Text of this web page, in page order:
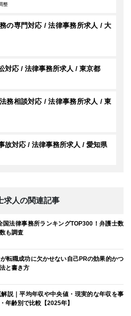
整
の専門対応 / 法律事務所求人 / 大
対応 / 法律事務所求人 / 東京都
務相談対応 / 法律事務所求人 / 東
故対応 / 法律事務所求人 / 愛知県
求人の関連記事
国法律事務所ランキングTOP300！弁護士数
も調査
が転職成功に欠かせない自己PRの効果的かつ
と書き方
説｜平均年収や中央値・現実的な年収を事
年齢別で比較【2025年】